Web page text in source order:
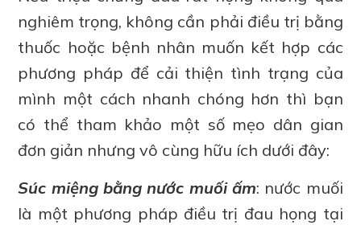
nghiêm trọng, không cần phải điều trị bằng
thuốc hoặc bệnh nhân muốn kết hợp các
phương pháp để cải thiện tình trạng của
mình một cách nhanh chóng hơn thì bạn
có thể tham khảo một số mẹo dân gian
đơn giản nhưng vô cùng hữu ích dưới đây:
Súc miệng bằng nước muối ấm: nước muối
là một phương pháp điều trị đau họng tại